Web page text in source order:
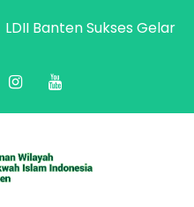
LDII Banten Sukses Gelar